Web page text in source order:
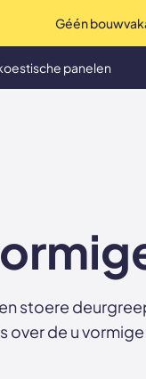
Géén
panelen
stoere
over de u